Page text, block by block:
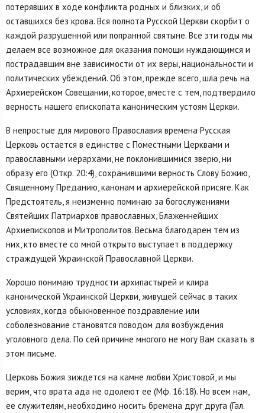
потерявших в ходе конфликта родных и близких, и об
оставшихся без крова. Вся полнота Русской Церкви скорбит о
каждой разрушенной или попранной святыне. Все эти годы мы
делаем все возможное для оказания помощи нуждающимся и
пострадавшим вне зависимости от их веры, национальности и
политических убеждений. Об этом, прежде всего, шла речь на
Архиерейском Совещании, которое, вместе с тем, подтвердило
верность нашего епископата каноническим устоям Церкви.
В непростые для мирового Православия времена Русская
Церковь остается в единстве с Поместными Церквами и
православными иерархами, не поклонившимися зверю, ни
образу его (Откр. 20:4), сохранившими верность Слову Божию,
Священному Преданию, канонам и архиерейской присяге. Как
Предстоятель, я неизменно поминаю за богослужениями
Святейших Патриархов православных, Блаженнейших
Архиепископов и Митрополитов. Весьма благодарен тем из
них, кто вместе со мной открыто выступает в поддержку
страждущей Украинской Православной Церкви.
Хорошо понимаю трудности архипастырей и клира
канонической Украинской Церкви, живущей сейчас в таких
условиях, когда обыкновенное поздравление или
соболезнование становятся поводом для возбуждения
уголовного дела. По сей причине многого не могу Вам сказать в
этом письме.
Церковь Божия зиждется на камне любви Христовой, и мы
верим, что врата ада не одолеют ее (Мф. 16:18). Но всем нам,
ее служителям, необходимо носить бремена друг друга (Гал.